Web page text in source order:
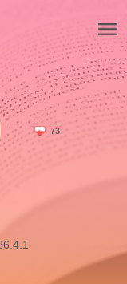
73
.4.1